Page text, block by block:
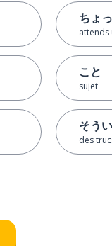
ちょ
attends
こと
sujet
そう
des